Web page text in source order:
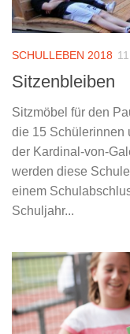
SCHULLEBEN 2018
Sitzenbleiben
Sitzmöbel für den
die 15 Schülerinnen
der Kardinal-von-
werden diese
einem
Schuljahr...